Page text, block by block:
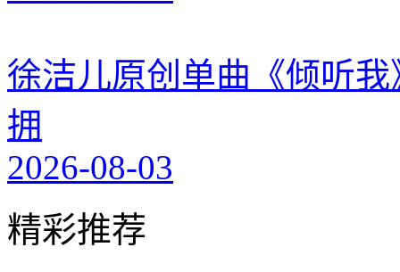
徐洁儿原创单曲《倾听
拥
2026-08-03
精彩推荐